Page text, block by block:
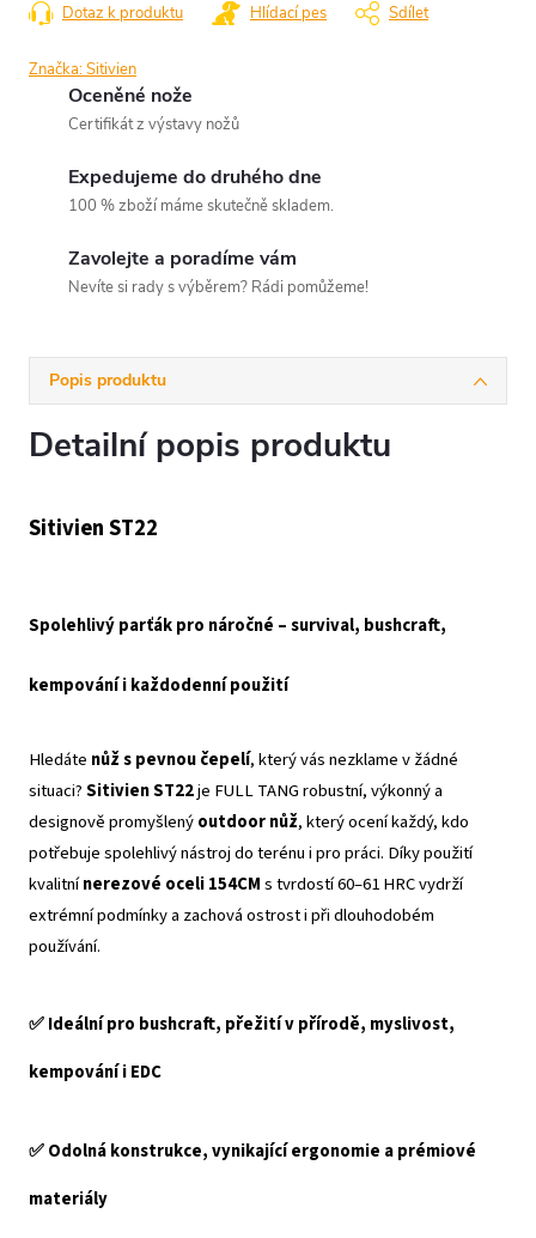
Dotaz k produktu Hlídací pes Sdílet
Značka:Sitivien
Oceněné nože
Certifikát z výstavy nožů
Expedujeme do druhého dne
100 % zboží máme skutečně skladem.
Zavolejte a poradíme vám
Nevíte si rady s výběrem? Rádi pomůžeme!
Popis produktu
Detailní popis produktu
Sitivien ST22
Spolehlivý parťák pro náročné – survival, bushcraft,
kempování i každodenní použití
Hledáte nůž s pevnou čepelí, který vás nezklame v žádné
situaci?Sitivien ST22je FULL TANG robustní, výkonný a
designově promyšlenýoutdoor nůž, který ocení každý, kdo
potřebuje spolehlivý nástroj do terénu i pro práci. Díky použití
kvalitnínerezové oceli 154CMs tvrdostí 60–61 HRC vydrží
extrémní podmínky a zachová ostrost i při dlouhodobém
používání.
✅ Ideální pro bushcraft, přežití v přírodě, myslivost,
kempování i EDC
✅ Odolná konstrukce, vynikající ergonomie a prémiové
materiály